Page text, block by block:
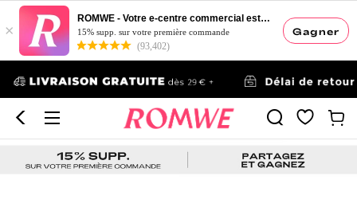
Gagner
×
ROMWE - Votre e-centre commercial esthétique
15% supp. sur votre première commande
(93,402)